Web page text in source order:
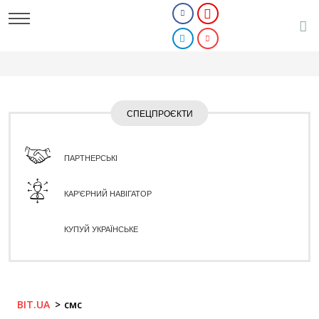
СПЕЦПРОЄКТИ
ПАРТНЕРСЬКІ
КАР'ЄРНИЙ НАВІГАТОР
КУПУЙ УКРАЇНСЬКЕ
BIT.UA смс